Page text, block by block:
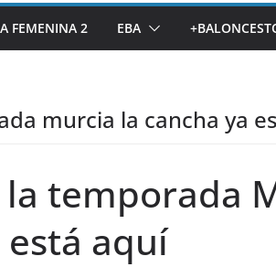
FEMENINA 2 EBA
murcia la cancha ya
la temporada
está aquí